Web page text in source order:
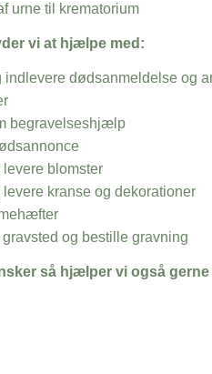
urne til krematorium
vi at hjælpe med:
indlevere dødsanmeldelse og
begravelseshjælp
levere blomster
levere kranse og dekorationer
gravsted og bestille gravning
så hjælper vi også gerne